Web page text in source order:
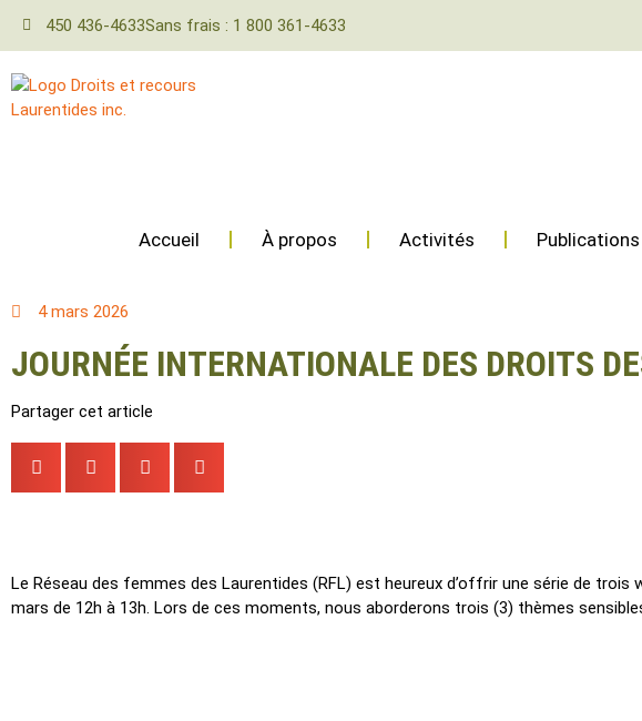
450 436-4633Sans frais : 1 800 361-4633
Accueil À propos Activités Publications
4 mars 2026
JOURNÉE INTERNATIONALE DES DROITS
Partager cet article
Le Réseau des femmes des Laurentides (RFL) est heureux d’offrir une série de trois
mars de 12h à 13h. Lors de ces moments, nous aborderons trois (3) thèmes